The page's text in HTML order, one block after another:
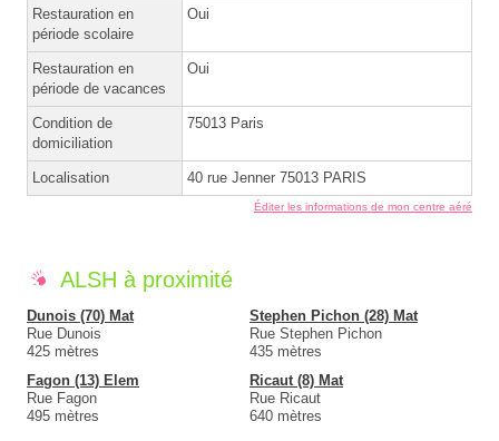
Restauration en
période scolaire
Oui
Restauration en
période de vacances
Oui
Condition de
domiciliation
75013 Paris
Localisation 40 rue Jenner 75013 PARIS
Éditer les informations de mon centre aéré
ALSH à proximité
Dunois (70) Mat
Rue Dunois
425 mètres
Stephen Pichon (28) Mat
Rue Stephen Pichon
435 mètres
Fagon (13) Elem
Rue Fagon
495 mètres
Ricaut (8) Mat
Rue Ricaut
640 mètres